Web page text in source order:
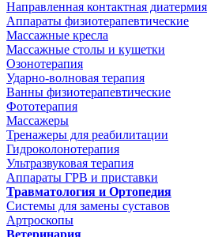
Направленная контактная диатермия
Аппараты физиотерапевтические
Массажные кресла
Массажные столы и кушетки
Озонотерапия
Ударно-волновая терапия
Ванны физиотерапевтические
Фототерапия
Массажеры
Тренажеры для реабилитации
Гидроколонотерапия
Ультразвуковая терапия
Аппараты ГРВ и приставки
Травматология и Ортопедия
Системы для замены суставов
Артроскопы
Ветеринария